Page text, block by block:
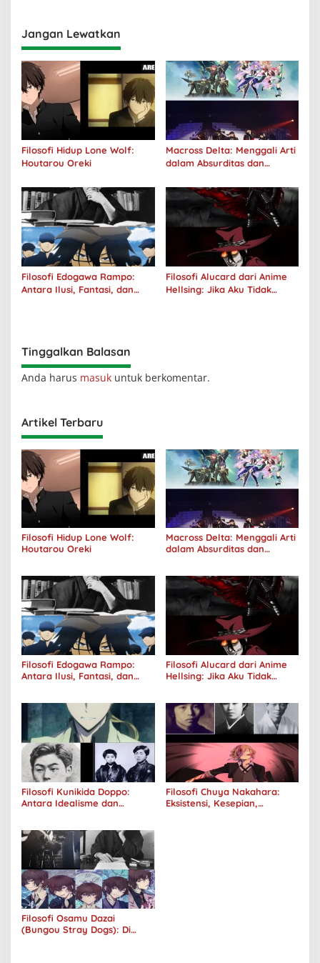
Jangan Lewatkan
Filosofi Hidup Lone Wolf:
Houtarou Oreki
Macross Delta: Menggali Arti
dalam Absurditas dan
Filosofi Edogawa Rampo:
Antara Ilusi, Fantasi, dan
Filosofi Alucard dari Anime
Hellsing: Jika Aku Tidak
Tinggalkan Balasan
Anda harus masuk untuk berkomentar.
Artikel Terbaru
Filosofi Hidup Lone Wolf:
Houtarou Oreki
Macross Delta: Menggali Arti
dalam Absurditas dan
Filosofi Edogawa Rampo:
Antara Ilusi, Fantasi, dan
Filosofi Alucard dari Anime
Hellsing: Jika Aku Tidak
Filosofi Kunikida Doppo:
Antara Idealisme dan
Filosofi Chuya Nakahara:
Eksistensi, Kesepian,
Filosofi Osamu Dazai
(Bungou Stray Dogs): Di